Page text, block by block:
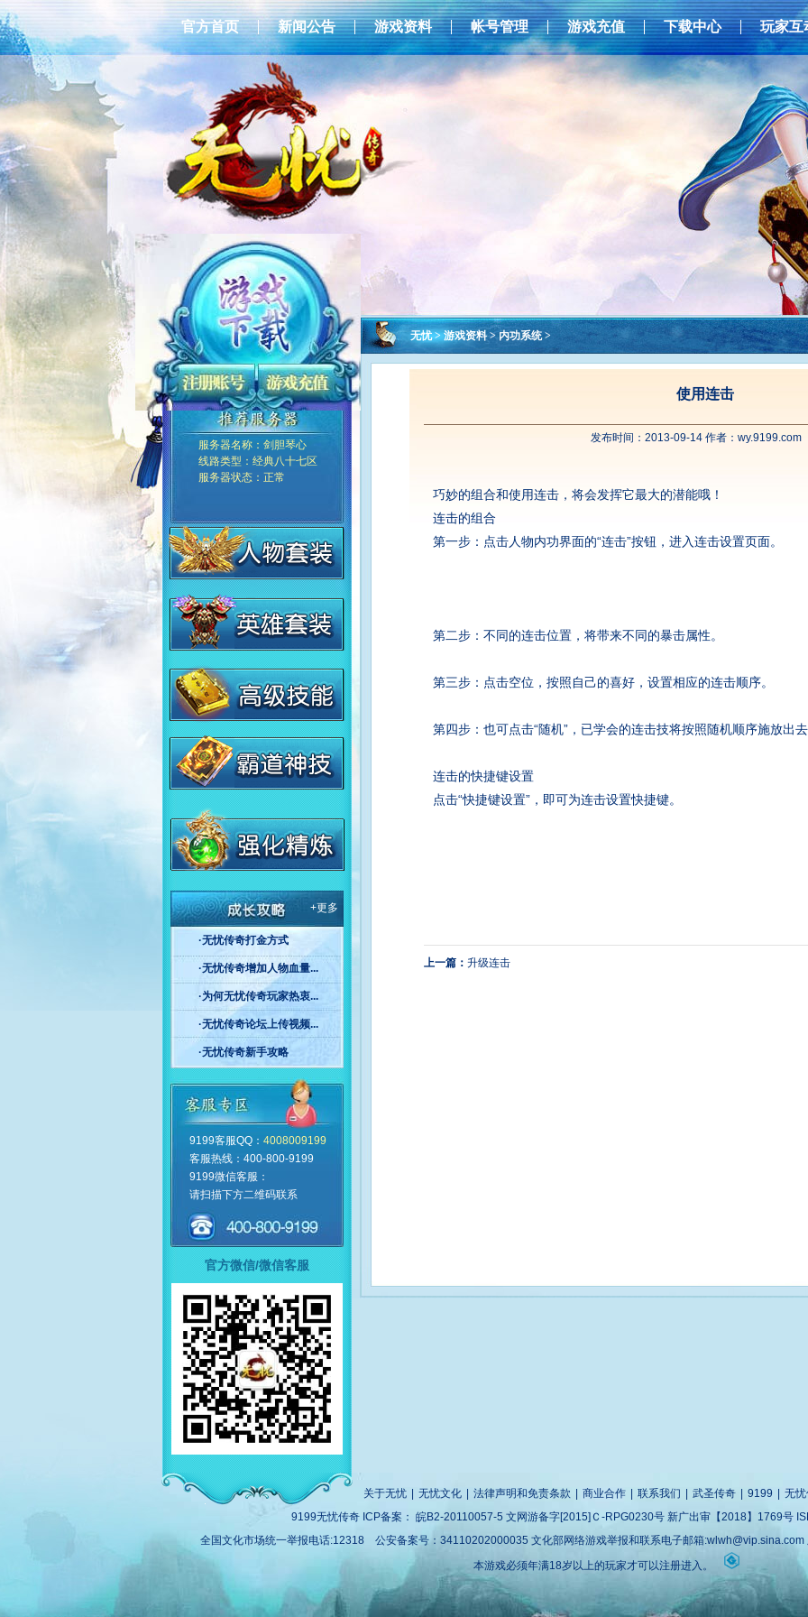
官方首页 新闻公告 游戏资料 帐号管理 游戏充值 下载中心 玩家互
服务器名称： 剑胆琴心
线路类型： 经典八十七区
服务器状态： 正常
+更多
·无忧传奇打金方式
·无忧传奇增加人物血量...
·为何无忧传奇玩家热衷...
·无忧传奇论坛上传视频...
·无忧传奇新手攻略
无忧客服中心
9199客服QQ： 4008009199
客服热线：400-800-9199
9199微信客服：
请扫描下方二维码联系
官方微信/微信客服
无忧> 游戏资料>内功系统>
使用连击
发布时间：2013-09-14 作者：wy.9199.com
巧妙的组合和使用连击，将会发挥它最大的潜能哦！
连击的组合
第一步：点击人物内功界面的“连击”按钮，进入连击设置页面。
第二步：不同的连击位置，将带来不同的暴击属性。
第三步：点击空位，按照自己的喜好，设置相应的连击顺序。
第四步：也可点击“随机”，已学会的连击技将按照随机顺序施放出
连击的快捷键设置
点击“快捷键设置”，即可为连击设置快捷键。
上一篇： 升级连击
关于无忧 无忧文化 法律声明和免责条款 商业合作 联系我们 武圣传奇 9199
无
9199无忧传奇 ICP备案： 皖B2-20110057-5 文网游备字[2015]Ｃ-RPG0230号 新广出审【2018】1769号
全国文化市场统一举报电话:12318 公安备案号：34110202000035 文化部网络游戏举报和联系电子邮箱:wlwh@vip.sina.com
本游戏必须年满18岁以上的玩家才可以注册进入。